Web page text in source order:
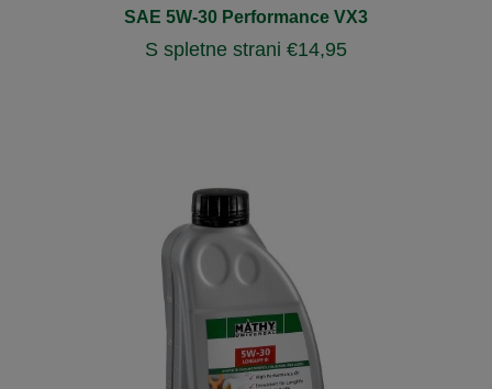
SAE 5W-30 Performance VX3
S spletne strani €14,95